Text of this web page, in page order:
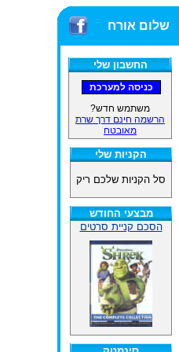
שלום אורח
החשבון שלי
משתמש חדש?
הרשמה חינם דרך שרת
מאובטח
הקניות שלי
סל הקניות שלכם ריק
מבצעי החודש
הסכם קניית סרטים